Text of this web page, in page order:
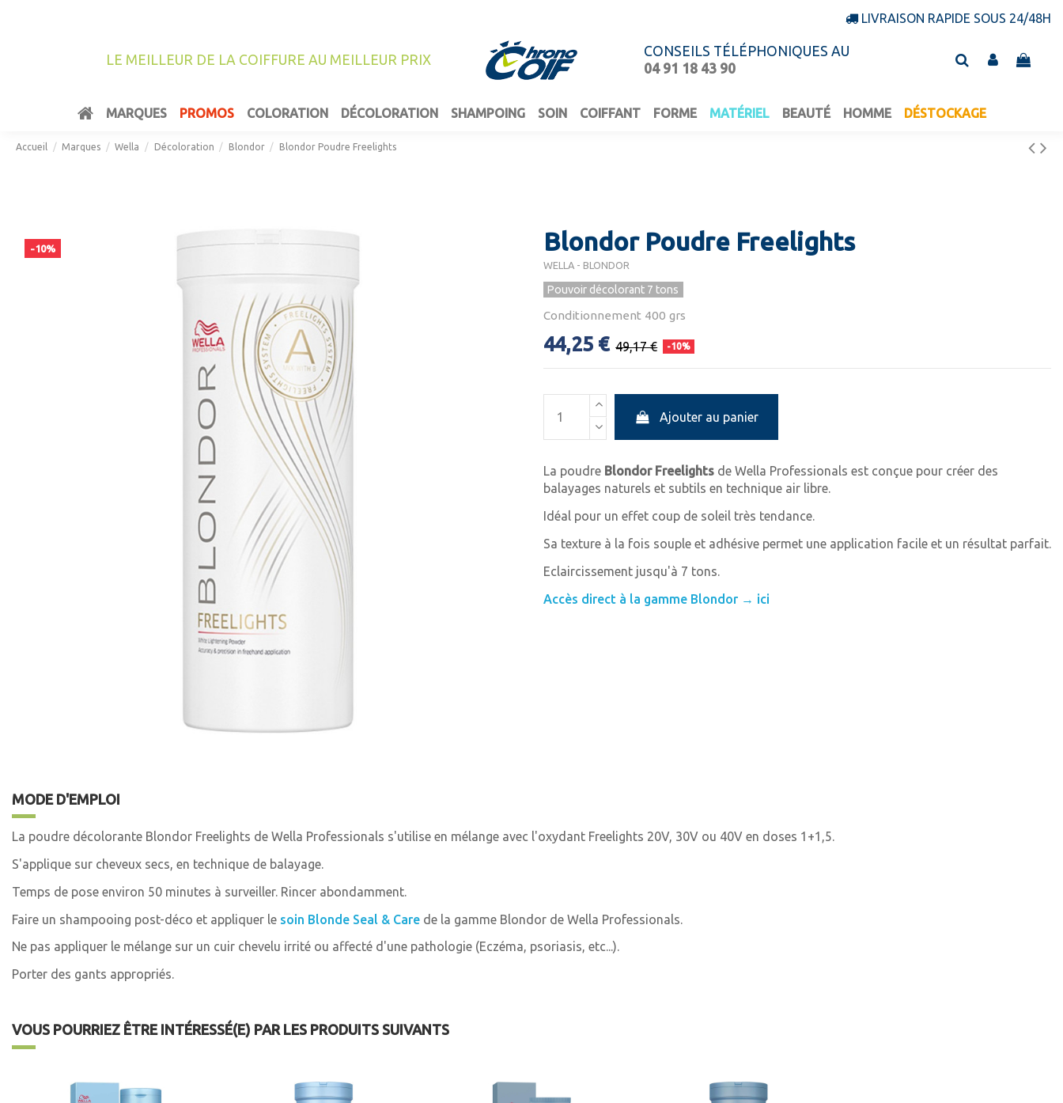
LIVRAISON RAPIDE SOUS 24/48H
LE MEILLEUR DE LA COIFFURE AU MEILLEUR PRIX
CONSEILS TÉLÉPHONIQUES AU
04 91 18 43 90
MARQUES PROMOS COLORATION DÉCOLORATION SHAMPOING SOIN COIFFANT FORME MATÉRIEL BEAUTÉ HOMME DÉSTOCKAGE
Accueil Marques Wella Décoloration Blondor Blondor Poudre Freelights
-10% Blondor Poudre Freelights
WELLA - BLONDOR
Pouvoir décolorant 7 tons
Conditionnement 400 grs
44,25 € 49,17 € -10%
Ajouter au panier
La poudre Blondor Freelights de Wella Professionals est conçue pour créer des
balayages naturels et subtils en technique air libre.
Idéal pour un effet coup de soleil très tendance.
Sa texture à la fois souple et adhésive permet une application facile et un résultat parfait.
Eclaircissement jusqu'à 7 tons.
Accès direct à la gamme Blondor → ici
MODE D'EMPLOI
La poudre décolorante Blondor Freelights de Wella Professionals s'utilise en mélange avec l'oxydant Freelights 20V, 30V ou 40V en doses 1+1,5.
S'applique sur cheveux secs, en technique de balayage.
Temps de pose environ 50 minutes à surveiller. Rincer abondamment.
Faire un shampooing post-déco et appliquer le soin Blonde Seal & Care de la gamme Blondor de Wella Professionals.
Ne pas appliquer le mélange sur un cuir chevelu irrité ou affecté d'une pathologie (Eczéma, psoriasis, etc...).
Porter des gants appropriés.
VOUS POURRIEZ ÊTRE INTÉRESSÉ(E) PAR LES PRODUITS SUIVANTS